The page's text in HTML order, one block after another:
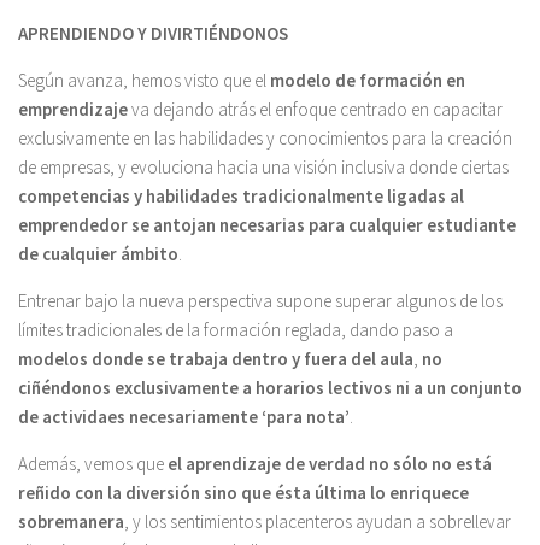
APRENDIENDO Y DIVIRTIÉNDONOS
Según avanza, hemos visto que el modelo de formación en
emprendizajeva dejando atrás el enfoque centrado en capacitar
exclusivamente en las habilidades y conocimientos para la creación
de empresas, y evoluciona hacia una visión inclusiva donde ciertas
competencias y habilidades tradicionalmente ligadas al
emprendedor se antojan necesarias para cualquier estudiante
de cualquier ámbito.
Entrenar bajo la nueva perspectiva supone superar algunos de los
límites tradicionales de la formación reglada, dando paso a
modelos donde se trabaja dentro y fuera del aula, no
ciñéndonos exclusivamente a horarios lectivos ni a un conjunto
de actividaes necesariamente ‘para nota’.
Además, vemos que el aprendizaje de verdad no sólo no está
reñido con la diversión sino que ésta última lo enriquece
sobremanera, y los sentimientos placenteros ayudan a sobrellevar